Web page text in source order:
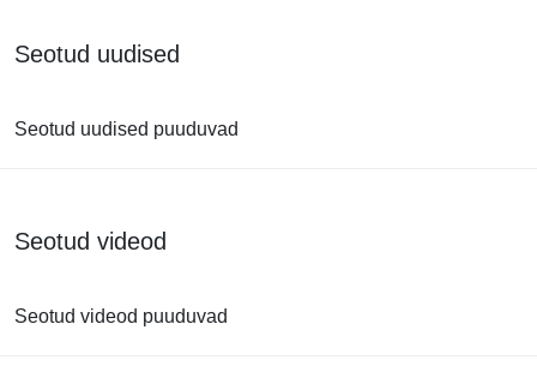
Seotud uudised
Seotud uudised puuduvad
Seotud videod
Seotud videod puuduvad